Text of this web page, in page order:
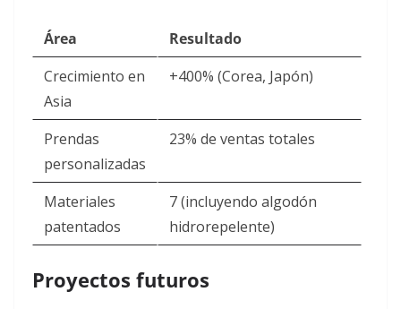
Área
Resultado
Crecimiento en
Asia
+400% (Corea, Japón)
Prendas
personalizadas
23% de ventas totales
Materiales
patentados
7 (incluyendo algodón
hidrorepelente)
Proyectos futuros